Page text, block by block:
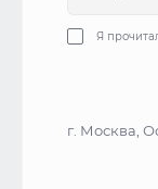
Я
г. Москва,